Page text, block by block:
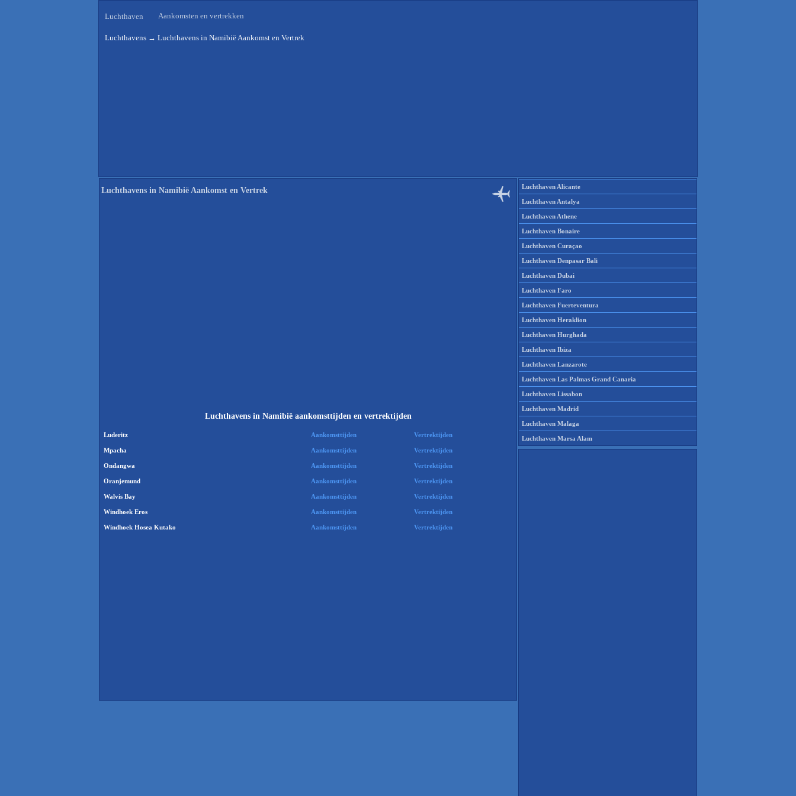
Luchthaven Aankomsten en vertrekken
Luchthavens → Luchthavens in Namibië Aankomst en Vertrek
Luchthavens in Namibië Aankomst en Vertrek
Luchthavens in Namibië aankomsttijden en vertrektijden
Luderitz Aankomsttijden Vertrektijden
Mpacha Aankomsttijden Vertrektijden
Ondangwa Aankomsttijden Vertrektijden
Oranjemund Aankomsttijden Vertrektijden
Walvis Bay Aankomsttijden Vertrektijden
Windhoek Eros Aankomsttijden Vertrektijden
Windhoek Hosea Kutako Aankomsttijden Vertrektijden
Luchthaven Alicante
Luchthaven Antalya
Luchthaven Athene
Luchthaven Bonaire
Luchthaven Curaçao
Luchthaven Denpasar Bali
Luchthaven Dubai
Luchthaven Faro
Luchthaven Fuerteventura
Luchthaven Heraklion
Luchthaven Hurghada
Luchthaven Ibiza
Luchthaven Lanzarote
Luchthaven Las Palmas Grand Canaria
Luchthaven Lissabon
Luchthaven Madrid
Luchthaven Malaga
Luchthaven Marsa Alam